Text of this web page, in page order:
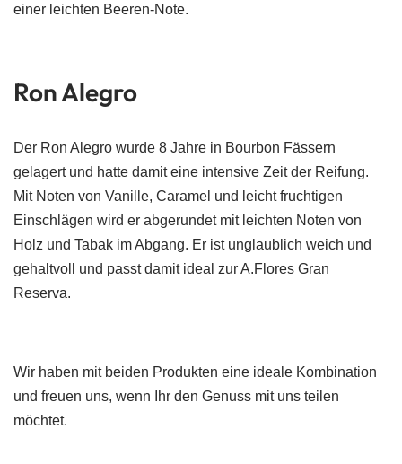
einer leichten Beeren-Note.
Ron Alegro
Der Ron Alegro wurde 8 Jahre in Bourbon Fässern
gelagert und hatte damit eine intensive Zeit der Reifung.
Mit Noten von Vanille, Caramel und leicht fruchtigen
Einschlägen wird er abgerundet mit leichten Noten von
Holz und Tabak im Abgang. Er ist unglaublich weich und
gehaltvoll und passt damit ideal zur A.Flores Gran
Reserva.
Wir haben mit beiden Produkten eine ideale Kombination
und freuen uns, wenn Ihr den Genuss mit uns teilen
möchtet.